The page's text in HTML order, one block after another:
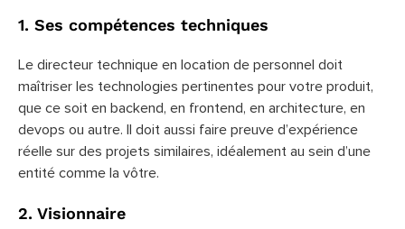
1. Ses compétences techniques
Le directeur technique en location de personnel doit
maîtriser les technologies pertinentes pour votre produit,
que ce soit en backend, en frontend, en architecture, en
devops ou autre. Il doit aussi faire preuve d’expérience
réelle sur des projets similaires, idéalement au sein d’une
entité comme la vôtre.
2. Visionnaire